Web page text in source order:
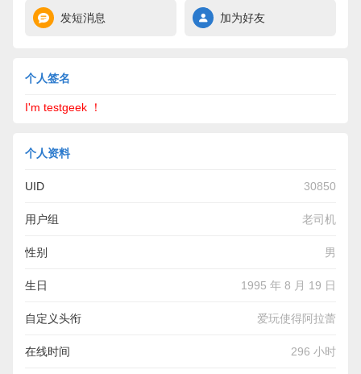
发短消息 加为好友
个人签名
I'm testgeek ！
个人资料
UID 30850
用户组 老司机
性别 男
生日 1995 年 8 月 19 日
自定义头衔 爱玩使得阿拉蕾
在线时间 296 小时